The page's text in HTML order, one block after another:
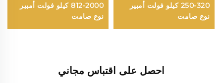
250-320 كيلو فولت أمبير
نوع صامت
812-2000 كيلو فولت أمبير
نوع صامت
احصل على اقتباس مجاني